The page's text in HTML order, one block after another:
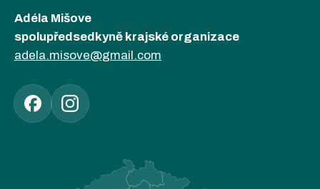
Adéla Mišove
spolupředsedkyně krajské organizace
adela.misove@gmail.com